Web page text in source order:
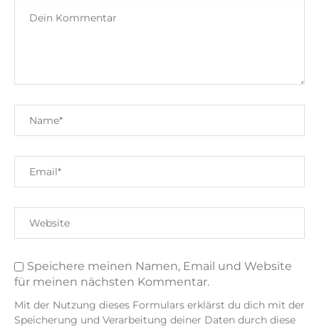
Speichere meinen Namen, Email und Website
für meinen nächsten Kommentar.
Mit der Nutzung dieses Formulars erklärst du dich mit der
Speicherung und Verarbeitung deiner Daten durch diese